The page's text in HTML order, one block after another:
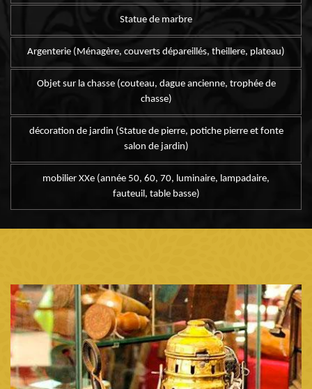
Statue de marbre
Argenterie (Ménagère, couverts dépareillés, theillere, plateau)
Objet sur la chasse (couteau, dague ancienne, trophée de
chasse)
décoration de jardin (Statue de pierre, potiche pierre et fonte
salon de jardin)
mobilier XXe (année 50, 60, 70, luminaire, lampadaire,
fauteuil, table basse)